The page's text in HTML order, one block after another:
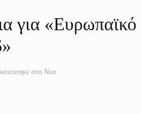
για «Ευρωπαϊκό
στο Νεα.